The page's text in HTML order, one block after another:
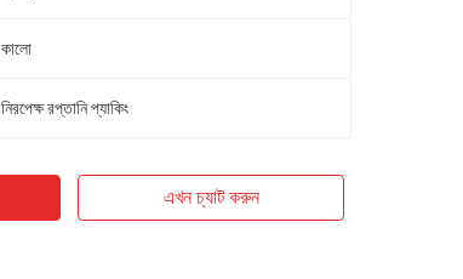
কালো
নিরপেক্ষ রপ্তানি প্যাকিং
এখন চ্যাট করুন